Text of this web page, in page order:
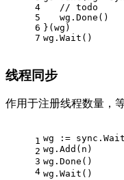
4
5
6
7
// todo
   wg.Done()
}(wg)
wg.Wait()
线程同步
作用于注册线程数量，
1
2
3
4
wg :=
wg.Add(n)
wg.Done()
wg.Wait()